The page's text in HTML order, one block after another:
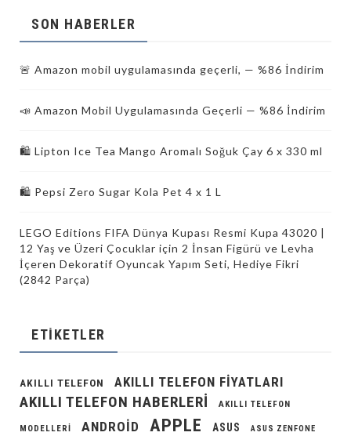
SON HABERLER
🚨 Amazon mobil uygulamasında geçerli, — %86 İndirim
📣 Amazon Mobil Uygulamasında Geçerli — %86 İndirim
🛍️ Lipton Ice Tea Mango Aromalı Soğuk Çay 6 x 330 ml
🛍️ Pepsi Zero Sugar Kola Pet 4 x 1 L
LEGO Editions FIFA Dünya Kupası Resmi Kupa 43020 |
12 Yaş ve Üzeri Çocuklar için 2 İnsan Figürü ve Levha
İçeren Dekoratif Oyuncak Yapım Seti, Hediye Fikri
(2842 Parça)
ETIKETLER
AKILLI TELEFON AKILLI TELEFON FIYATLARI
AKILLI TELEFON HABERLERI AKILLI TELEFON
MODELLERI ANDROID APPLE ASUS ASUS ZENFONE